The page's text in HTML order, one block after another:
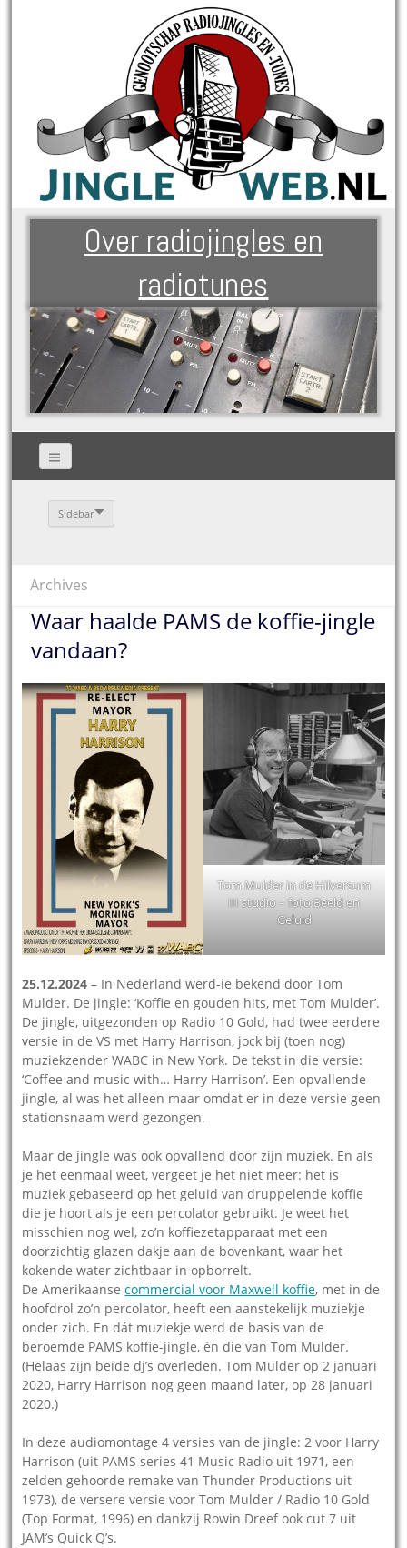
Over radiojingles en
radiotunes
Sidebar
Archives
Waar haalde PAMS de koffie-jingle
vandaan?
Tom Mulder in de Hilversum
III studio – foto Beeld en
Geluid
25.12.2024 – In Nederland werd-ie bekend door Tom
Mulder. De jingle: ‘Koffie en gouden hits, met Tom Mulder’.
De jingle, uitgezonden op Radio 10 Gold, had twee eerdere
versie in de VS met Harry Harrison, jock bij (toen nog)
muziekzender WABC in New York. De tekst in die versie:
‘Coffee and music with… Harry Harrison’. Een opvallende
jingle, al was het alleen maar omdat er in deze versie geen
stationsnaam werd gezongen.
Maar de jingle was ook opvallend door zijn muziek. En als
je het eenmaal weet, vergeet je het niet meer: het is
muziek gebaseerd op het geluid van druppelende koffie
die je hoort als je een percolator gebruikt. Je weet het
misschien nog wel, zo’n koffiezetapparaat met een
doorzichtig glazen dakje aan de bovenkant, waar het
kokende water zichtbaar in opborrelt.
De Amerikaansecommercial voor Maxwell koffie, met in de
hoofdrol zo’n percolator, heeft een aanstekelijk muziekje
onder zich. En dát muziekje werd de basis van de
beroemde PAMS koffie-jingle, én die van Tom Mulder.
(Helaas zijn beide dj’s overleden. Tom Mulder op 2 januari
2020, Harry Harrison nog geen maand later, op 28 januari
2020.)
In deze audiomontage 4 versies van de jingle: 2 voor Harry
Harrison (uit PAMS series 41 Music Radio uit 1971, een
zelden gehoorde remake van Thunder Productions uit
1973), de versere versie voor Tom Mulder / Radio 10 Gold
(Top Format, 1996) en dankzij Rowin Dreef ook cut 7 uit
JAM’s Quick Q’s.